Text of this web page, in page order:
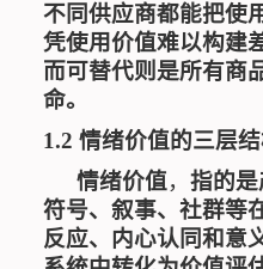
不同供应商都能把使
凭使用价值难以构建
而可替代则是所有商
命。
1.2 情绪价值的三层
情绪价值， 指的是
符号、叙事、社群等
反应、内心认同和意